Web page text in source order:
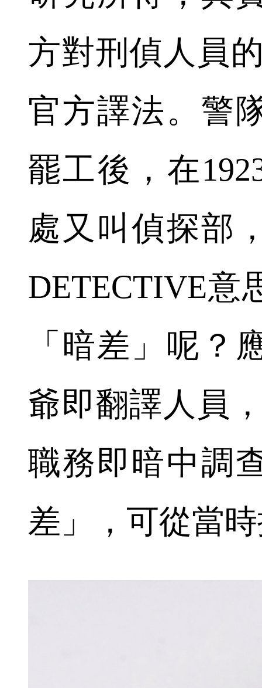
方對刑偵人員
官方譯法。警
罷工後，在
處又叫偵探部
DETECTIVE意
「暗差」呢？
爺即翻譯人員
職務即暗中調
差」，可從當